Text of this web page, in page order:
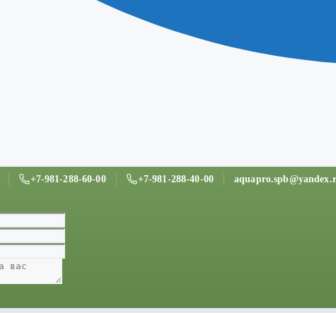
+7-981-288-60-00 +7-981-288-40-00